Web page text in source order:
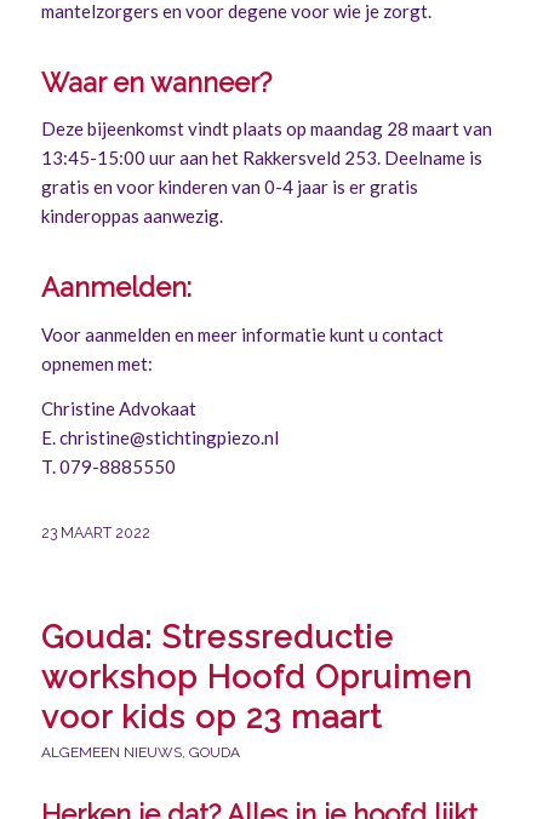
mantelzorgers en voor degene voor wie je zorgt.
Waar en wanneer?
Deze bijeenkomst vindt plaats op maandag 28 maart van
13:45-15:00 uur aan het Rakkersveld 253. Deelname is
gratis en voor kinderen van 0-4 jaar is er gratis
kinderoppas aanwezig.
Aanmelden:
Voor aanmelden en meer informatie kunt u contact
opnemen met:
Christine Advokaat
E.christine@stichtingpiezo.nl
T. 079-8885550
23 MAART 2022
Gouda: Stressreductie
workshop Hoofd Opruimen
voor kids op 23 maart
ALGEMEEN NIEUWS, GOUDA